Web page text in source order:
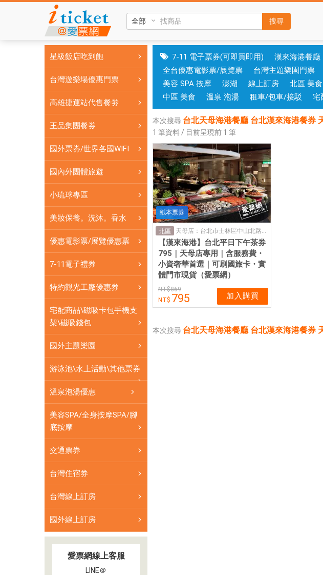
母
餐
廳
台
來
海
餐
天
母
海
港
天
母
海
愛
票
網
供
各
優
搜尋
星級飯店吃到飽
台灣遊樂場優惠門票
高雄捷運站代售餐劵
王品集團餐券
國外票劵/世界各國WIFI
國內外團體旅遊
小琉球專區
美妝保養。洗沐。香水
優惠電影票/展覽優惠票
7-11電子禮券
特約觀光工廠優惠券
宅配商品\磁吸卡包手機支
架\磁吸錢包
國外主題樂園
游泳池\水上活動\其他票券
溫泉泡湯優惠
美容SPA/全身按摩SPA/腳
底按摩
交通票券
台灣住宿券
台灣線上訂房
國外線上訂房
愛票網線上客服
LINE＠
7-11 電子票券(可即買即用) 漢來海港餐廳
全台優惠電影票/展覽票
台灣主題樂園門票
美容 SPA 按摩
澎湖 線上訂房 北區 美食
中區 美食
溫泉 泡湯 租車/包車/接駁 宅
本次搜尋 台北天母海港餐廳 台北漢來海港餐券
1 筆資料 / 目前呈現前 1 筆
紙本票券
北區
【漢來海港】台北平日下午茶券
795｜天母店專用｜含服務費・
小資奢華首選｜可刷國旅卡・實
體門市現貨（愛票網）
869
795 加入購買
本次搜尋 台北天母海港餐廳 台北漢來海港餐券